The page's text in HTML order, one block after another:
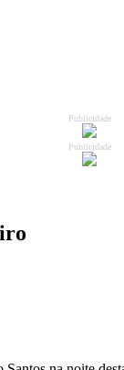
Publicidade
Publicidade